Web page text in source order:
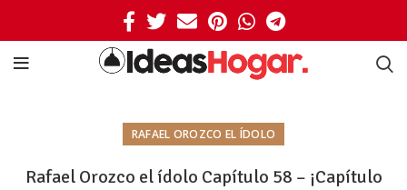
RAFAEL OROZCO EL ÍDOLO
Rafael Orozco el ídolo Capítulo 58 – ¡Capítulo